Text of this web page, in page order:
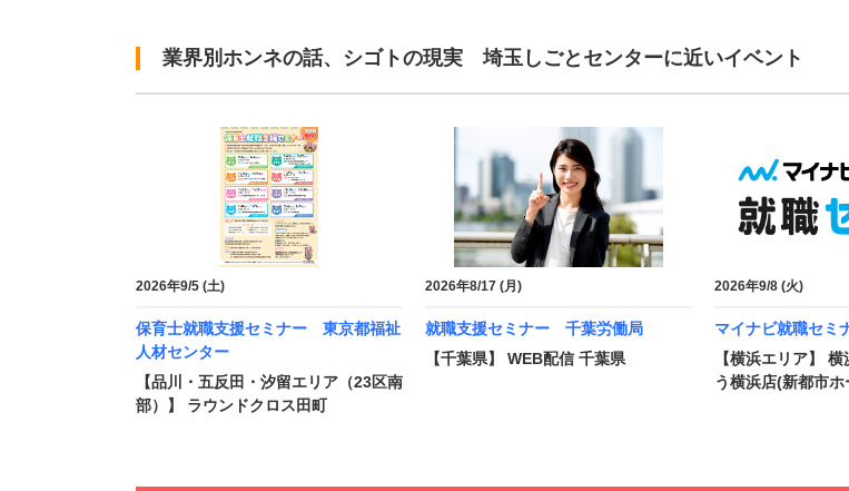
業界別ホンネの話、シゴトの現実 埼玉しごとセンターに近いイベント
2026年9/5 (土)
保育士就職支援セミナー 東京都福祉
人材センター
【品川・五反田・汐留エリア（23区南
部）】 ラウンドクロス田町
2026年8/17 (月)
就職支援セミナー 千葉労働局
【千葉県】 WEB配信 千葉県
2026年9/8 (火)
マイナビ就職セミ
【横浜エリア】
う横浜店(新都市ホ